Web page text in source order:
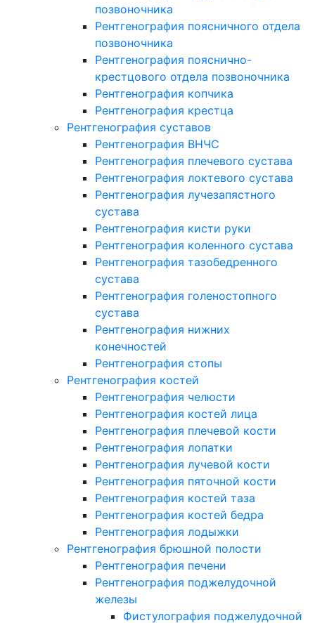
позвоночника
Рентгенография поясничного отдела
позвоночника
Рентгенография пояснично-
крестцового отдела позвоночника
Рентгенография копчика
Рентгенография крестца
Рентгенография суставов
Рентгенография ВНЧС
Рентгенография плечевого сустава
Рентгенография локтевого сустава
Рентгенография лучезапястного
сустава
Рентгенография кисти руки
Рентгенография коленного сустава
Рентгенография тазобедренного
сустава
Рентгенография голеностопного
сустава
Рентгенография нижних
конечностей
Рентгенография стопы
Рентгенография костей
Рентгенография челюсти
Рентгенография костей лица
Рентгенография плечевой кости
Рентгенография лопатки
Рентгенография лучевой кости
Рентгенография пяточной кости
Рентгенография костей таза
Рентгенография костей бедра
Рентгенография лодыжки
Рентгенография брюшной полости
Рентгенография печени
Рентгенография поджелудочной
железы
Фистулография поджелудочной